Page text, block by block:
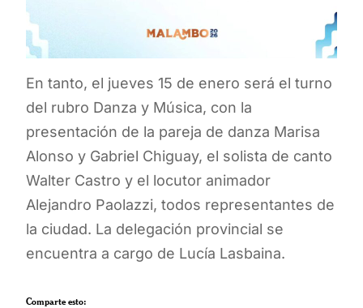
En tanto, el jueves 15 de enero será el turno
del rubro Danza y Música, con la
presentación de la pareja de danza Marisa
Alonso y Gabriel Chiguay, el solista de canto
Walter Castro y el locutor animador
Alejandro Paolazzi, todos representantes de
la ciudad. La delegación provincial se
encuentra a cargo de Lucía Lasbaina.
Comparte esto: